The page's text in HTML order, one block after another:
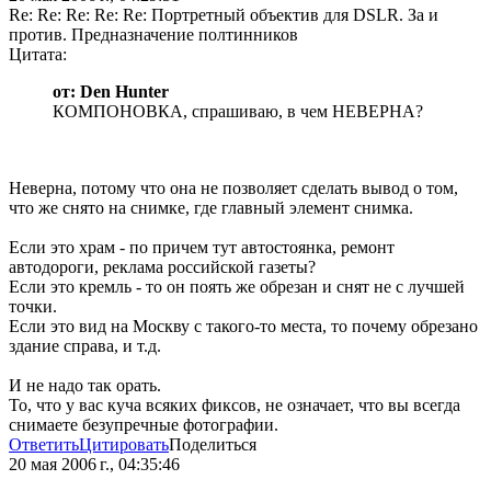
Re: Re: Re: Re: Re: Портретный объектив для DSLR. За и
против. Предназначение полтинников
Цитата:
от: Den Hunter
КОМПОНОВКА, спрашиваю, в чем НЕВЕРНА?
Неверна, потому что она не позволяет сделать вывод о том,
что же снято на снимке, где главный элемент снимка.
Если это храм - по причем тут автостоянка, ремонт
автодороги, реклама российской газеты?
Если это кремль - то он поять же обрезан и снят не с лучшей
точки.
Если это вид на Москву с такого-то места, то почему обрезано
здание справа, и т.д.
И не надо так орать.
То, что у вас куча всяких фиксов, не означает, что вы всегда
снимаете безупречные фотографии.
ОтветитьЦитироватьПоделиться
20 мая 2006 г., 04:35:46